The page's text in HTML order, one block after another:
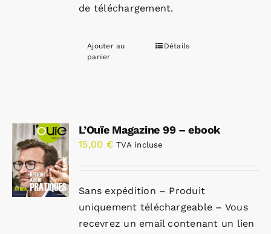
de téléchargement.
Ajouter au
panier
Détails
L’Ouïe Magazine 99 – ebook
15,00 € TVA incluse
Sans expédition – Produit
uniquement téléchargeable – Vous
recevrez un email contenant un lien